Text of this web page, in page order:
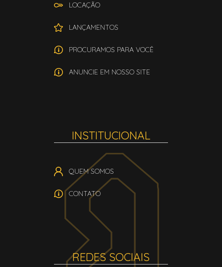
LOCAÇÃO
LANÇAMENTOS
PROCURAMOS PARA VOCÊ
ANUNCIE EM NOSSO SITE
INSTITUCIONAL
QUEM SOMOS
CONTATO
REDES SOCIAIS